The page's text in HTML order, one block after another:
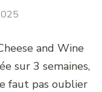
and Wine
sur 3 semaines,
faut pas oublier